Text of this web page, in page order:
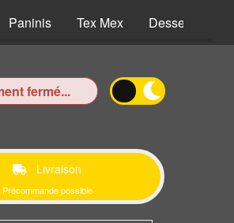
Paninis Tex Mex Desserts
fermé...
Livraison
Précommande possible